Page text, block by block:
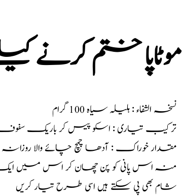
موٹاپا ختم کرنے
نسخہ الشفاء : ہلیلہ سیاہ 100 گرام
ترکیب تیاری : اسکو پیس کر باریک سفوف
مقدار خوراک : آدھا چمچ چائے والا
منہ اس پانی کو پن چھان کر اس میں ایک عدد
شام بھی پی سکتے ہیں اسی طرح تیار کریں